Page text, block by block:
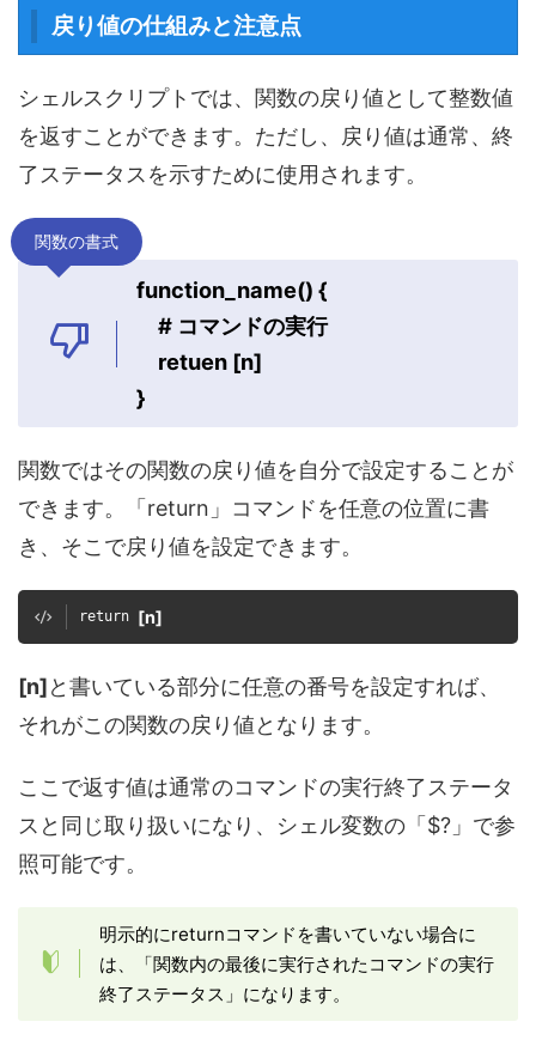
戻り値の仕組みと注意点
シェルスクリプトでは、関数の戻り値として整数値
を返すことができます。ただし、戻り値は通常、終
了ステータスを示すために使用されます。
関数の書式
function_name() {
# コマンドの実行
retuen [n]
}
関数ではその関数の戻り値を自分で設定することが
できます。「return」コマンドを任意の位置に書
き、そこで戻り値を設定できます。
return [n]
[n]と書いている部分に任意の番号を設定すれば、
それがこの関数の戻り値となります。
ここで返す値は通常のコマンドの実行終了ステータ
スと同じ取り扱いになり、シェル変数の「$?」で参
照可能です。
明示的にreturnコマンドを書いていない場合に
は、「関数内の最後に実行されたコマンドの実行
終了ステータス」になります。